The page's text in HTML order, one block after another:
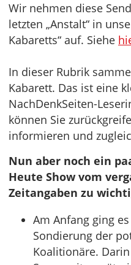
Wir nehmen diese
letzten „Anstalt“ in
Kabaretts“ auf. Siehe
In dieser Rubrik
Kabarett. Das ist eine
NachDenkSeiten-
können Sie
informieren und
Nun aber noch ein
Heute Show vom
Zeitangaben zu
Am Anfang ging
Sondierung der
Koalitionäre.